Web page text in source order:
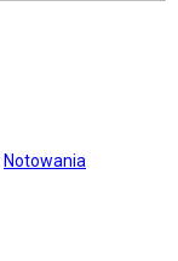
Notowania